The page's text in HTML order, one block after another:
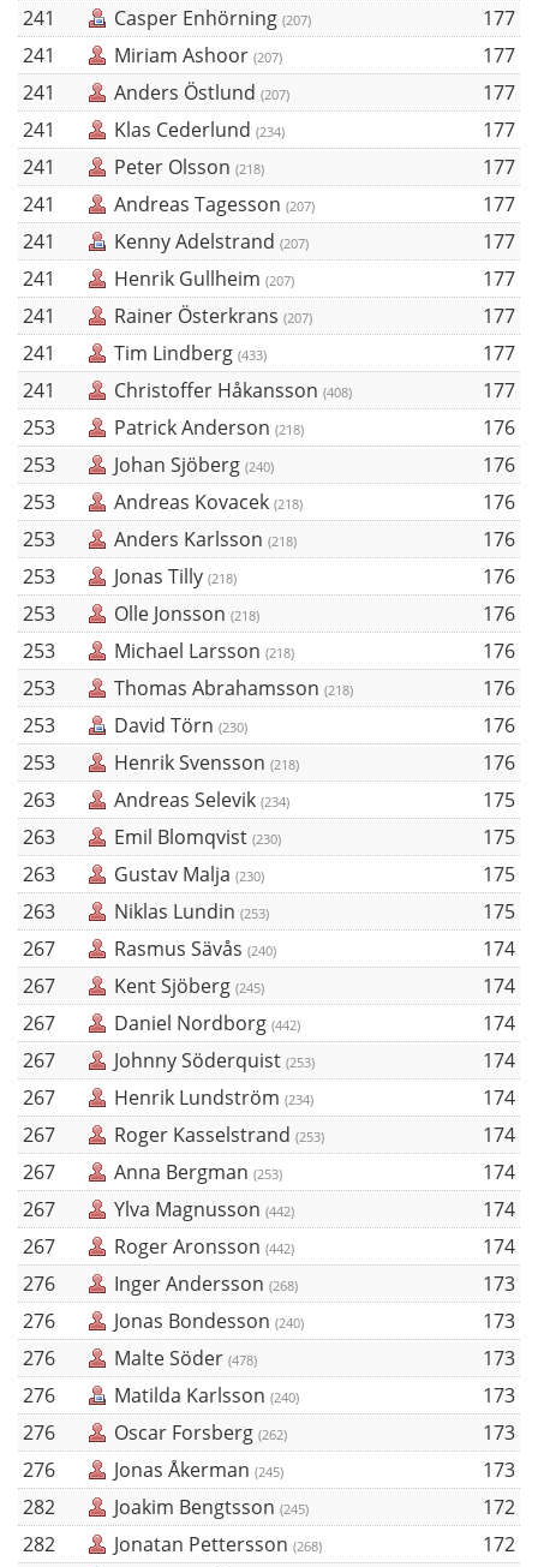
241
Casper Enhörning (207)
177
241
Miriam Ashoor (207)
177
241
Anders Östlund (207)
177
241
Klas Cederlund (234)
177
241
Peter Olsson (218)
177
241
Andreas Tagesson (207)
177
241
Kenny Adelstrand (207)
177
241
Henrik Gullheim (207)
177
241
Rainer Österkrans (207)
177
241
Tim Lindberg (433)
177
241
Christoffer Håkansson (408)
177
253
Patrick Anderson (218)
176
253
Johan Sjöberg (240)
176
253
Andreas Kovacek (218)
176
253
Anders Karlsson (218)
176
253
Jonas Tilly (218)
176
253
Olle Jonsson (218)
176
253
Michael Larsson (218)
176
253
Thomas Abrahamsson (218)
176
253
David Törn (230)
176
253
Henrik Svensson (218)
176
263
Andreas Selevik (234)
175
263
Emil Blomqvist (230)
175
263
Gustav Malja (230)
175
263
Niklas Lundin (253)
175
267
Rasmus Sävås (240)
174
267
Kent Sjöberg (245)
174
267
Daniel Nordborg (442)
174
267
Johnny Söderquist (253)
174
267
Henrik Lundström (234)
174
267
Roger Kasselstrand (253)
174
267
Anna Bergman (253)
174
267
Ylva Magnusson (442)
174
267
Roger Aronsson (442)
174
276
Inger Andersson (268)
173
276
Jonas Bondesson (240)
173
276
Malte Söder (478)
173
276
Matilda Karlsson (240)
173
276
Oscar Forsberg (262)
173
276
Jonas Åkerman (245)
173
282
Joakim Bengtsson (245)
172
282
Jonatan Pettersson (268)
172